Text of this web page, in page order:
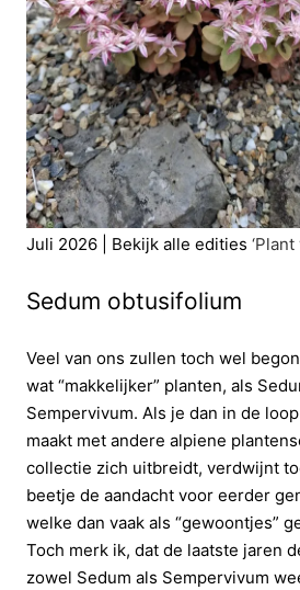
Juli 2026 | Bekijk alle edities
Sedum obtusifolium
Veel van ons zullen toch wel
wat “makkelijker” planten, als
Sempervivum. Als je dan in de
maakt met andere alpiene
collectie zich uitbreidt, verdwijnt
beetje de aandacht voor eerder
welke dan vaak als “gewoontjes”
Toch merk ik, dat de laatste jaren
zowel Sedum als Sempervivum